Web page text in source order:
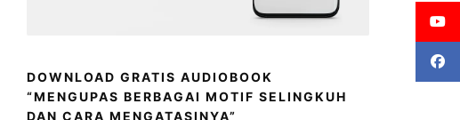
DOWNLOAD GRATIS AUDIOBOOK
“MENGUPAS BERBAGAI MOTIF SELINGKUH
DAN CARA MENGATASINYA”